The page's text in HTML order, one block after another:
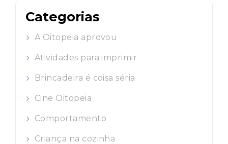
Categorias
A Oitopeia aprovou
Atividades para imprimir
Brincadeira é coisa séria
Cine Oitopeia
Comportamento
Criança na cozinha